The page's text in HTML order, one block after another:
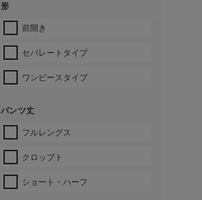
形
前開き
セパレートタイプ
ワンピースタイプ
パンツ丈
フルレングス
クロップト
ショート・ハーフ